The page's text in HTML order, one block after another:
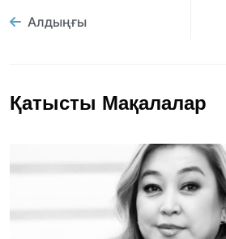
Алдыңғы
Қатысты Мақалалар